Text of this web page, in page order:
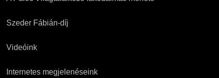
Szeder Fábián-díj
Videóink
Internetes megjelenéseink